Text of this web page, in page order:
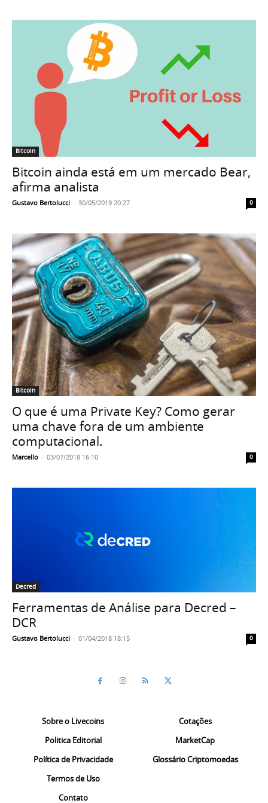
Bitcoin
Bitcoin ainda está em um mercado Bear,
afirma analista
Gustavo Bertolucci - 30/05/2019 20:27 0
Bitcoin
O que é uma Private Key? Como gerar
uma chave fora de um ambiente
computacional.
Marcello - 03/07/2018 16:10 0
Decred
Ferramentas de Análise para Decred –
DCR
Gustavo Bertolucci - 01/04/2018 18:15 0
Sobre o Livecoins
Politica Editorial
Política de Privacidade
Termos de Uso
Contato
Cotações
MarketCap
Glossário Criptomoedas